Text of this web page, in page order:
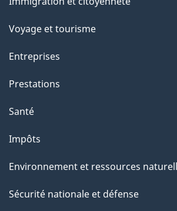
p
a
g
e
sujets
Voyage et tourisme
Entreprises
Prestations
Santé
Impôts
Environnement et ressources
Sécurité nationale et défense